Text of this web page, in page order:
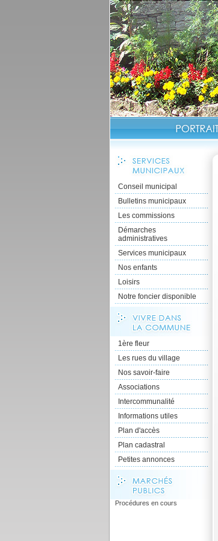
Conseil municipal
Bulletins municipaux
Les commissions
Démarches
administratives
Services municipaux
Nos enfants
Loisirs
Notre foncier disponible
1ère fleur
Les rues du village
Nos savoir-faire
Associations
Intercommunalité
Informations utiles
Plan d'accès
Plan cadastral
Petites annonces
Procédures en cours